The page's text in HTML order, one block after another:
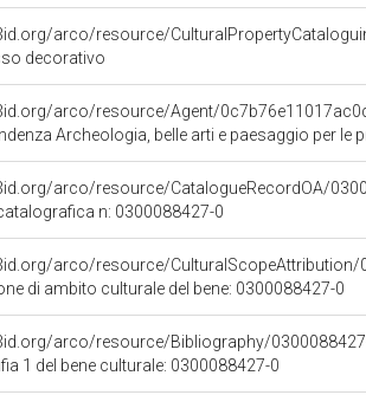
arco/resource/
decorativo
arco/resource/Agent/
Archeologia, belle arti e paesaggio per le
arco/resource/CatalogueRecordOA/
n: 0300088427-0
arco/resource/CulturalScopeAttribution/
di ambito culturale del bene: 0300088427-0
arco/resource/Bibliography/
1 del bene culturale: 0300088427-0